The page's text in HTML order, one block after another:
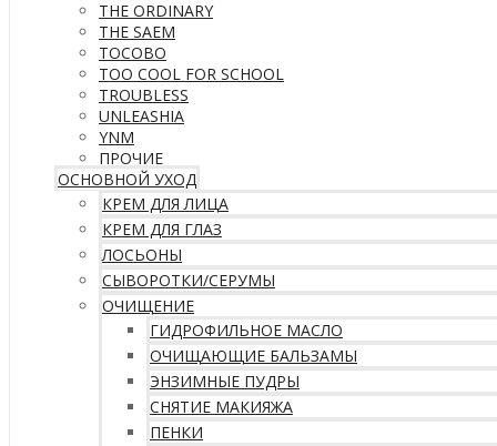
THE ORDINARY
THE SAEM
TOCOBO
TOO COOL FOR SCHOOL
TROUBLESS
UNLEASHIA
YNM
ПРОЧИЕ
ОСНОВНОЙ УХОД
КРЕМ ДЛЯ ЛИЦА
КРЕМ ДЛЯ ГЛАЗ
ЛОСЬОНЫ
СЫВОРОТКИ/СЕРУМЫ
ОЧИЩЕНИЕ
ГИДРОФИЛЬНОЕ МАСЛО
ОЧИЩАЮЩИЕ БАЛЬЗАМЫ
ЭНЗИМНЫЕ ПУДРЫ
СНЯТИЕ МАКИЯЖА
ПЕНКИ